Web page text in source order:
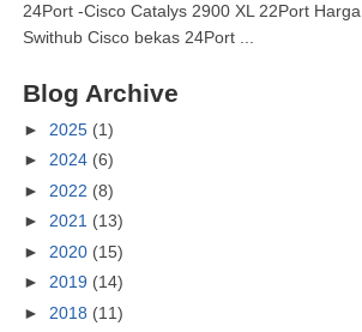
24Port -Cisco Catalys 2900 XL 22Port Harga
Swithub Cisco bekas 24Port ...
Blog Archive
► 2025 (1)
► 2024 (6)
► 2022 (8)
► 2021 (13)
► 2020 (15)
► 2019 (14)
► 2018 (11)